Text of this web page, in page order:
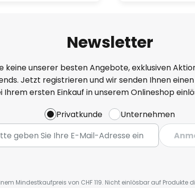
Newsletter
keine unserer besten Angebote, exklusiven
Jetzt registrieren und wir senden Ihnen einen
Ihrem ersten Einkauf in unserem Onlineshop
Privatkunde
Unternehmen
Mindestkaufpreis von CHF 119. Nicht einlösbar auf Produkte